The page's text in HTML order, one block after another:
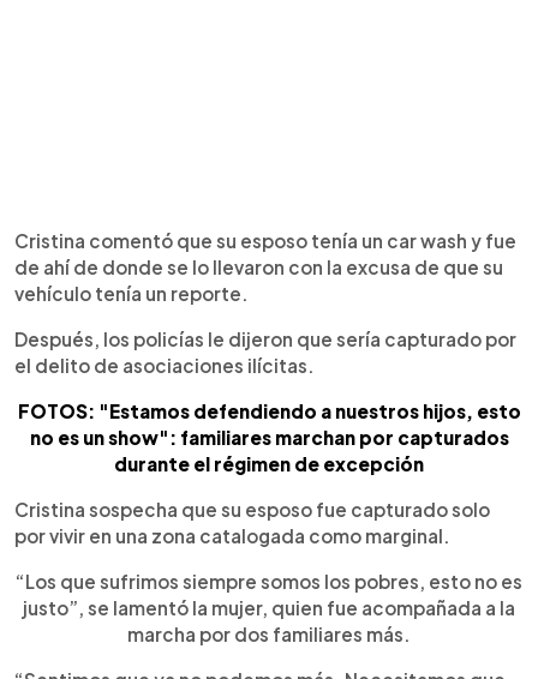
Cristina comentó que su esposo tenía un car wash y fue
de ahí de donde se lo llevaron con la excusa de que su
vehículo tenía un reporte.
Después, los policías le dijeron que sería capturado por
el delito de asociaciones ilícitas.
FOTOS: "Estamos defendiendo a nuestros hijos, esto
no es un show": familiares marchan por capturados
durante el régimen de excepción
Cristina sospecha que su esposo fue capturado solo
por vivir en una zona catalogada como marginal.
“Los que sufrimos siempre somos los pobres, esto no es
justo”, se lamentó la mujer, quien fue acompañada a la
marcha por dos familiares más.